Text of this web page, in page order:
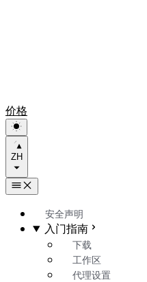
价格
ZH
安全声明
入门指南
下载
工作区
代理设置